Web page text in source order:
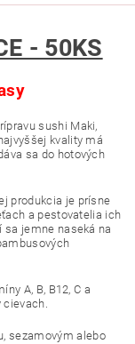
- 50KS
sushi Maki,
kvality má
sa do hotových
produkcia je prísne
a pestovatelia ich
sa jemne naseká na
A, B, B12, C a
sezamovým alebo